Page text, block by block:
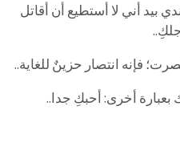
بيد أني لا أستطيع أن أقاتل
فإنه انتصار حزينٌ للغاية..
أخرى: أحبكِ جدا..